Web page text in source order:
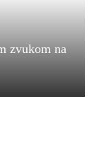
zvukom na